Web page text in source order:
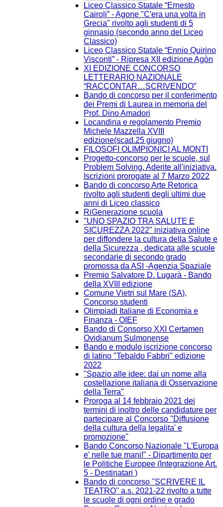
Liceo Classico Statale “Ernesto
Cairoli” - Agone "C'era una volta in
Grecia" rivolto agli studenti di 5
ginnasio (secondo anno del Liceo
Classico)
Liceo Classico Statale “Ennio Quirino
Visconti” - Ripresa XII edizione Agòn
XI EDIZIONE CONCORSO
LETTERARIO NAZIONALE
“RACCONTAR…SCRIVENDO”
Bando di concorso per il conferimento
dei Premi di Laurea in memoria del
Prof. Dino Amadori
Locandina e regolamento Premio
Michele Mazzella XVIII
edizione(scad.25 giugno)
FILOSOFI OLIMPIONICI AL MONTI
Progetto-concorso per le scuole, sul
Problem Solving. Aderite all'iniziativa.
Iscrizioni prorogate al 7 Marzo 2022
Bando di concorso Arte Retorica
rivolto agli studenti degli ultimi due
anni di Liceo classico
RiGenerazione scuola
"UNO SPAZIO TRA SALUTE E
SICUREZZA 2022" iniziativa online
per diffondere la cultura della Salute e
della Sicurezza , dedicata alle scuole
secondarie di secondo grado
promossa da ASI -Agenzia Spaziale
Premio Salvatore D. Lugarà - Bando
della XVIII edizione
Comune Vietri sul Mare (SA),
Concorso studenti
Olimpiadi Italiane di Economia e
Finanza - OIEF
Bando di Consorso XXI Certamen
Ovidianum Sulmonense
Bando e modulo iscrizione concorso
di latino "Tebaldo Fabbri" edizione
2022
"Spazio alle idee: dai un nome alla
costellazione italiana di Osservazione
della Terra"
Proroga al 14 febbraio 2021 dei
termini di inoltro delle candidature per
partecipare al Concorso ''Diffusione
della cultura della legalita' e
promozione''
Bando Concorso Nazionale "L'Europa
e' nelle tue mani!" - Dipartimento per
le Politiche Europee (Integrazione Art.
5 - Destinatari )
Bando di concorso ''SCRIVERE IL
TEATRO'' a.s. 2021-22 rivolto a tutte
le scuole di ogni ordine e grado